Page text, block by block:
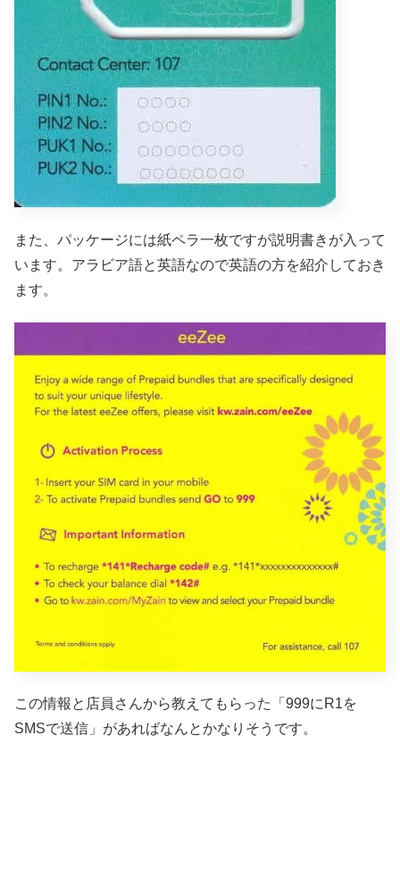
また、パッケージには紙ペラ一枚ですが説明書きが入って
います。アラビア語と英語なので英語の方を紹介しておき
ます。
この情報と店員さんから教えてもらった「999にR1を
SMSで送信」があればなんとかなりそうです。